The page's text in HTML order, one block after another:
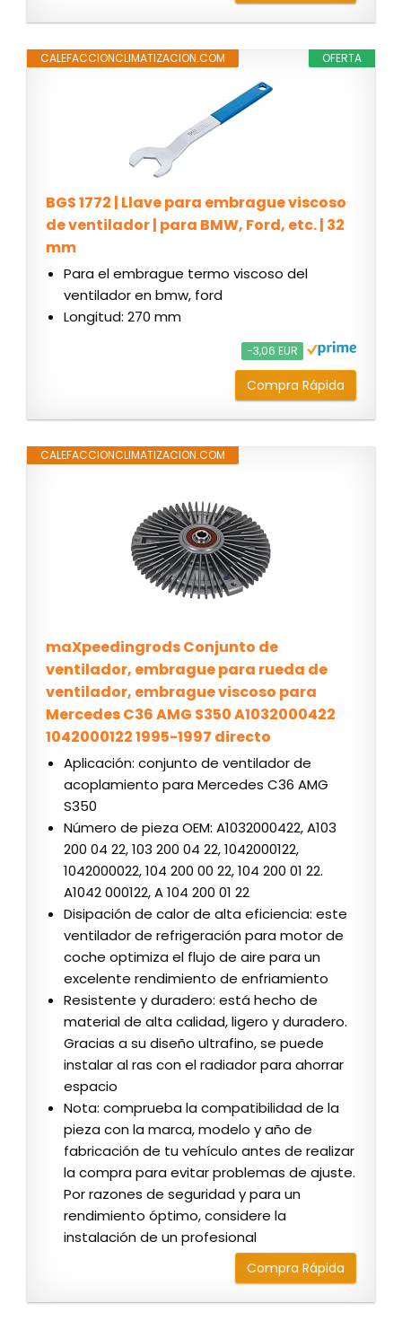
OFERTA
CALEFACCIONCLIMATIZACION.COM
BGS 1772 | Llave para embrague viscoso
de ventilador | para BMW, Ford, etc. | 32
mm
Para el embrague termo viscoso del
ventilador en bmw, ford
Longitud: 270 mm
−3,06 EUR
Compra Rápida
CALEFACCIONCLIMATIZACION.COM
maXpeedingrods Conjunto de
ventilador, embrague para rueda de
ventilador, embrague viscoso para
Mercedes C36 AMG S350 A1032000422
1042000122 1995-1997 directo
Aplicación: conjunto de ventilador de
acoplamiento para Mercedes C36 AMG
S350
Número de pieza OEM: A1032000422, A103
200 04 22, 103 200 04 22, 1042000122,
1042000022, 104 200 00 22, 104 200 01 22.
A1042 000122, A 104 200 01 22
Disipación de calor de alta eficiencia: este
ventilador de refrigeración para motor de
coche optimiza el flujo de aire para un
excelente rendimiento de enfriamiento
Resistente y duradero: está hecho de
material de alta calidad, ligero y duradero.
Gracias a su diseño ultrafino, se puede
instalar al ras con el radiador para ahorrar
espacio
Nota: comprueba la compatibilidad de la
pieza con la marca, modelo y año de
fabricación de tu vehículo antes de realizar
la compra para evitar problemas de ajuste.
Por razones de seguridad y para un
rendimiento óptimo, considere la
instalación de un profesional
Compra Rápida